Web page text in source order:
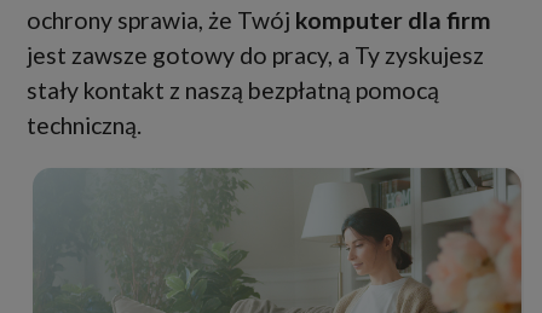
ochrony sprawia, że Twój komputer dla firm
jest zawsze gotowy do pracy, a Ty zyskujesz
stały kontakt z naszą bezpłatną pomocą
techniczną.